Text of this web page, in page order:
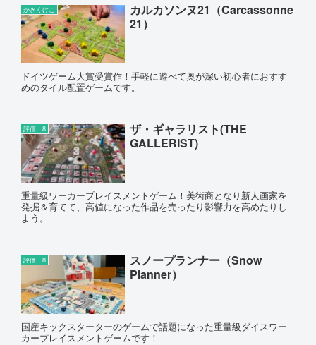
かきくけこ
カルカソンヌ21（Carcassonne
21）
ドイツゲーム大賞受賞作！手軽に遊べて奥が深い初心者におすす
めのタイル配置ゲームです。
評価：8
ザ・ギャラリスト(THE
GALLERIST)
重量級ワーカープレイスメントゲーム！美術商となり新人画家を
発掘＆育てて、高値になった作品を売ったり影響力を高めたりし
よう。
評価：8
スノープランナー（Snow
Planner）
国産キックスターターのゲームで話題になった重量級ダイスワー
カープレイスメントゲームです！